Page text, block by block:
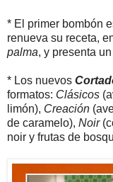
* El primer bombón
renueva su receta,
palma, y presenta
* Los nuevos
formatos: Clásicos
limón), Creación
de caramelo), Noir
noir y frutas de